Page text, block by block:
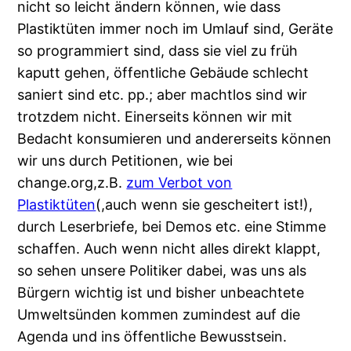
nicht so leicht ändern können, wie dass
Plastiktüten immer noch im Umlauf sind, Geräte
so programmiert sind, dass sie viel zu früh
kaputt gehen, öffentliche Gebäude schlecht
saniert sind etc. pp.; aber machtlos sind wir
trotzdem nicht. Einerseits können wir mit
Bedacht konsumieren und andererseits können
wir uns durch Petitionen, wie bei
change.org,z.B. zum Verbot von
Plastiktüten(,auch wenn sie gescheitert ist!),
durch Leserbriefe, bei Demos etc. eine Stimme
schaffen. Auch wenn nicht alles direkt klappt,
so sehen unsere Politiker dabei, was uns als
Bürgern wichtig ist und bisher unbeachtete
Umweltsünden kommen zumindest auf die
Agenda und ins öffentliche Bewusstsein.